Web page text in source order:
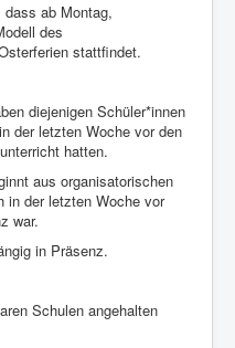
ab Montag,
des
stattfindet.
diejenigen Schüler*innen
der letzten Woche vor den
hatten.
aus organisatorischen
in der letzten Woche vor
war.
in Präsenz.
Schulen angehalten